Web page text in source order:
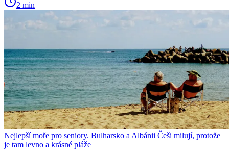
2 min
Nejlepší moře pro seniory. Bulharsko a Albánii Češi milují, protože
je tam levno a krásné pláže